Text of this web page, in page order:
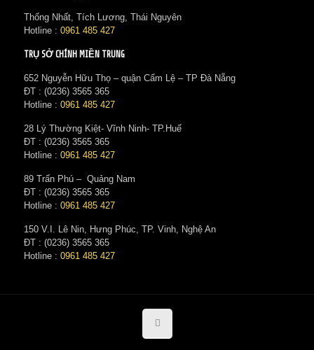
Thống Nhất, Tích Lương, Thái Nguyên
Hotline : 0961 485 427
TRỤ SỞ CHÍNH MIỀN TRUNG
652 Nguyễn Hữu Thọ – quận Cẩm Lệ – TP Đà Nẵng
ĐT : (0236) 3565 365‬
Hotline : 0961 485 427
28 Lý Thường Kiệt- Vĩnh Ninh- TP.Huế
ĐT : (0236) 3565 365‬
Hotline : 0961 485 427
89 Trấn Phú – Quảng Nam
ĐT : (0236) 3565 365‬
Hotline : 0961 485 427
150 V.I. Lê Nin, Hưng Phúc, TP. Vinh, Nghệ An
ĐT : (0236) 3565 365‬
Hotline : 0961 485 427